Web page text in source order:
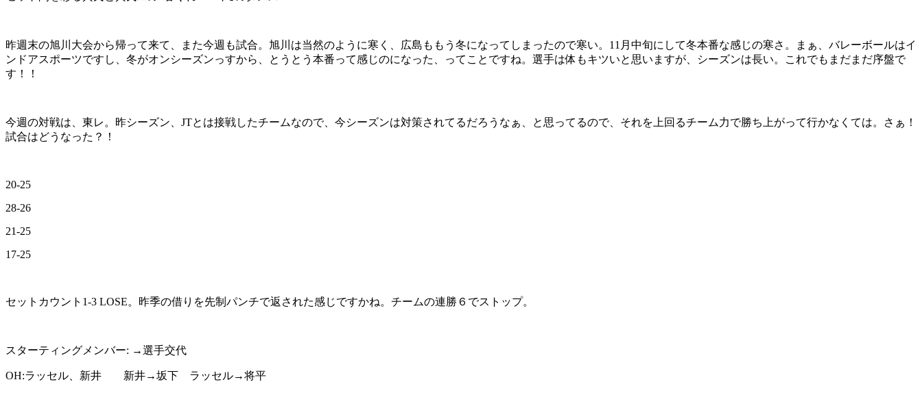
昨週末の旭川大会から帰って来て、また今週も試合。旭川は当然のように寒く、広島ももう冬になってしまったので寒い。11月中旬にして冬本番な感じの寒さ。まぁ、バレーボールはイ
ンドアスポーツですし、冬がオンシーズンっすから、とうとう本番って感じのになった、ってことですね。選手は体もキツいと思いますが、シーズンは長い。これでもまだまだ序盤で
す！！
今週の対戦は、東レ。昨シーズン、JTとは接戦したチームなので、今シーズンは対策されてるだろうなぁ、と思ってるので、それを上回るチーム力で勝ち上がって行かなくては。さぁ！
試合はどうなった？！
20-25
28-26
21-25
17-25
セットカウント1-3 LOSE。昨季の借りを先制パンチで返された感じですかね。チームの連勝６でストップ。
スターティングメンバー: →選手交代
OH:ラッセル、新井 新井→坂下 ラッセル→将平